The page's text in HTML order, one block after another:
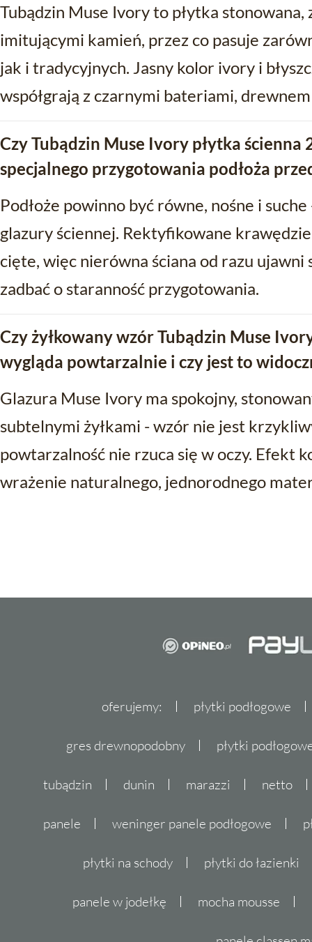
Tubądzin Muse Ivory to płytka stonowana,
imitującymi kamień, przez co pasuje
jak i tradycyjnych. Jasny kolor ivory i
współgrają z czarnymi bateriami,
Czy Tubądzin Muse Ivory płytka ścienna
specjalnego przygotowania podłoża
Podłoże powinno być równe, nośne i
glazury ściennej. Rektyfikowane
cięte, więc nierówna ściana od razu ujawni
zadbać o staranność przygotowania.
Czy żyłkowany wzór Tubądzin Muse
wygląda powtarzalnie i czy jest to
Glazura Muse Ivory ma spokojny,
subtelnymi żyłkami - wzór nie jest
powtarzalność nie rzuca się w oczy. Efekt
wrażenie naturalnego, jednorodnego
oferujemy: płytki podłogowe
gres drewnopodobny płytki
tubądzin dunin marazzi netto
panele weninger panele podłogowe
płytki na schody płytki do łazienki
panele w jodełkę mocha mousse